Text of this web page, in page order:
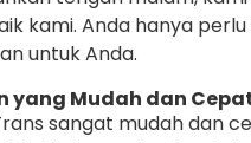
kami. Anda hanya
untuk Anda.
yang Mudah dan
sangat mudah dan